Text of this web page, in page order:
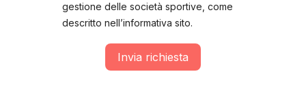
gestione delle società sportive, come
descritto nell’informativa sito.
Invia richiesta